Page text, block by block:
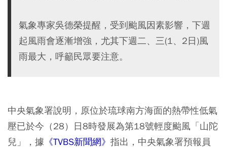
氣象專家吳德榮提醒，受到颱風因素影響，下週
起風雨會逐漸增強，尤其下週二、三(1、2日)風
雨最大，呼籲民眾要注意。
中央氣象署說明，原位於琉球南方海面的熱帶性低氣
壓已於今（28）日8時發展為第18號輕度颱風「山陀
兒」，據 《TVBS新聞網》 指出，中央氣象署預報員